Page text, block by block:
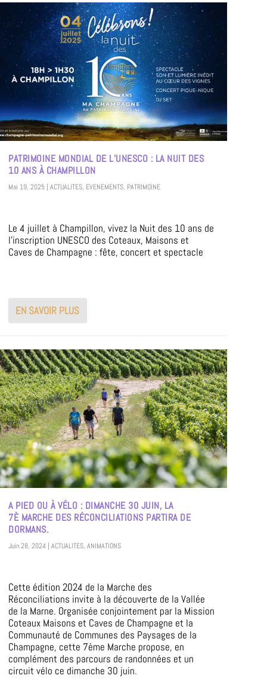
PATRIMOINE MONDIAL DE L’UNESCO : LA NUIT DES
10 ANS À CHAMPILLON
Mai 19, 2025 |ACTUALITES, EVENEMENTS, PATRIMOINE
Le 4 juillet à Champillon, vivez la Nuit des 10 ans de
l’inscription UNESCO des Coteaux, Maisons et
Caves de Champagne : fête, concert et spectacle
EN SAVOIR PLUS
A PIED OU À VÉLO : DIMANCHE 30 JUIN, LA
7È MARCHE DES RÉCONCILIATIONS PARTIRA DE
DORMANS.
Juin 28, 2024 |ACTUALITES,ANIMATIONS
Cette édition 2024 de la Marche des
Réconciliations invite à la découverte de la Vallée
de la Marne. Organisée conjointement par la Mission
Coteaux Maisons et Caves de Champagne et la
Communauté de Communes des Paysages de la
Champagne, cette 7ème Marche propose, en
complément des parcours de randonnées et un
circuit vélo ce dimanche 30 juin.